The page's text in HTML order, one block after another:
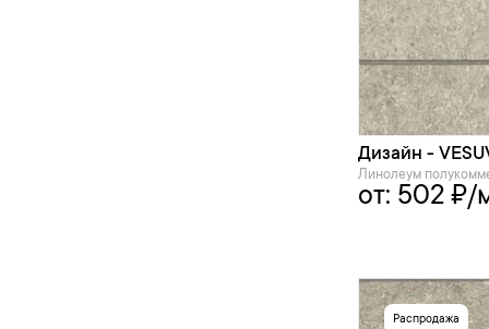
Дизайн -
Линолеум
от: 502 ₽/
Распродажа